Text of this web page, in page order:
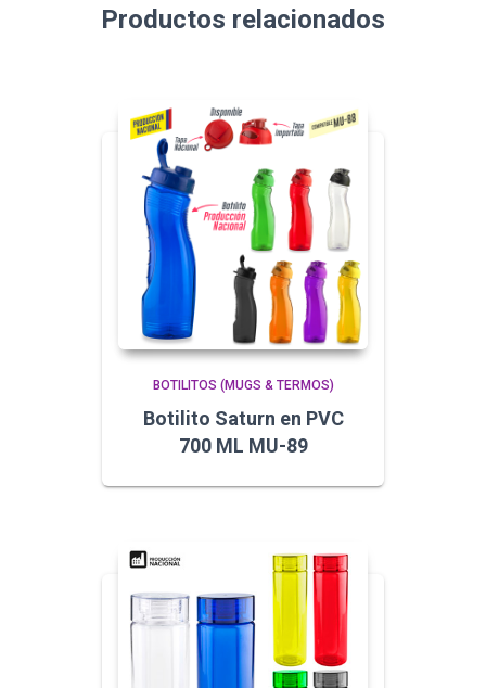
Productos relacionados
BOTILITOS (MUGS & TERMOS)
Botilito Saturn en PVC
700 ML MU-89